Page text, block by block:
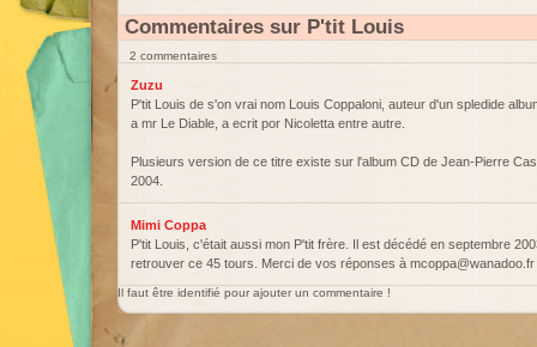
Commentaires sur P'tit Louis
2 commentaires
Zuzu
P'tit Louis de s'on vrai nom Louis Coppaloni, auteur d'un spledide
a mr Le Diable, a ecrit por Nicoletta entre autre.
Plusieurs version de ce titre existe sur l'album CD de Jean-Pierre
2004.
Mimi Coppa
P'tit Louis, c'était aussi mon P'tit frère. Il est décédé en septembre
retrouver ce 45 tours. Merci de vos réponses à mcoppa@wanadoo.fr
Il faut être identifié pour ajouter un commentaire !